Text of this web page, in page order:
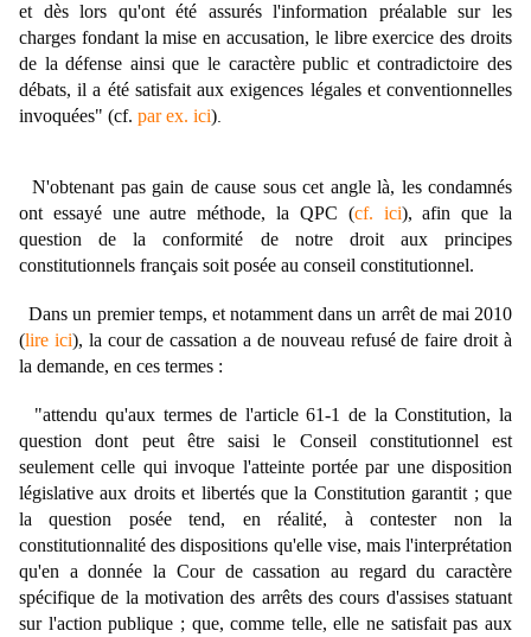
et dès lors qu'ont été assurés l'information préalable sur les
charges fondant la mise en accusation, le libre exercice des droits
de la défense ainsi que le caractère public et contradictoire des
débats, il a été satisfait aux exigences légales et conventionnelles
invoquées" (cf. par ex. ici)
N'obtenant pas gain de cause sous cet angle là, les condamnés
ont essayé une autre méthode, la QPC (cf. ici), afin que la
question de la conformité de notre droit aux principes
constitutionnels français soit posée au conseil constitutionnel.
Dans un premier temps, et notamment dans un arrêt de mai 2010
(lire ici), la cour de cassation a de nouveau refusé de faire droit à
la demande, en ces termes :
"attendu qu'aux termes de l'article 61-1 de la Constitution, la
question dont peut être saisi le Conseil constitutionnel est
seulement celle qui invoque l'atteinte portée par une disposition
législative aux droits et libertés que la Constitution garantit ; que
la question posée tend, en réalité, à contester non la
constitutionnalité des dispositions qu'elle vise, mais l'interprétation
qu'en a donnée la Cour de cassation au regard du caractère
spécifique de la motivation des arrêts des cours d'assises statuant
sur l'action publique ; que, comme telle, elle ne satisfait pas aux